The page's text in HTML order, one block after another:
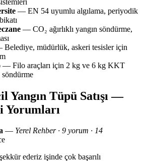
— EN 54 uyumlu algılama, periyodik
— CO₂ ağırlıklı yangın söndürme,
müdürlük, askeri tesisler için
— Filo araçları için 2 kg ve 6 kg KKT
söndürme
Yangın Tüpü Satışı —
Yorumları
— Yerel Rehber · 9 yorum · 14
ederiz işinde çok başarılı